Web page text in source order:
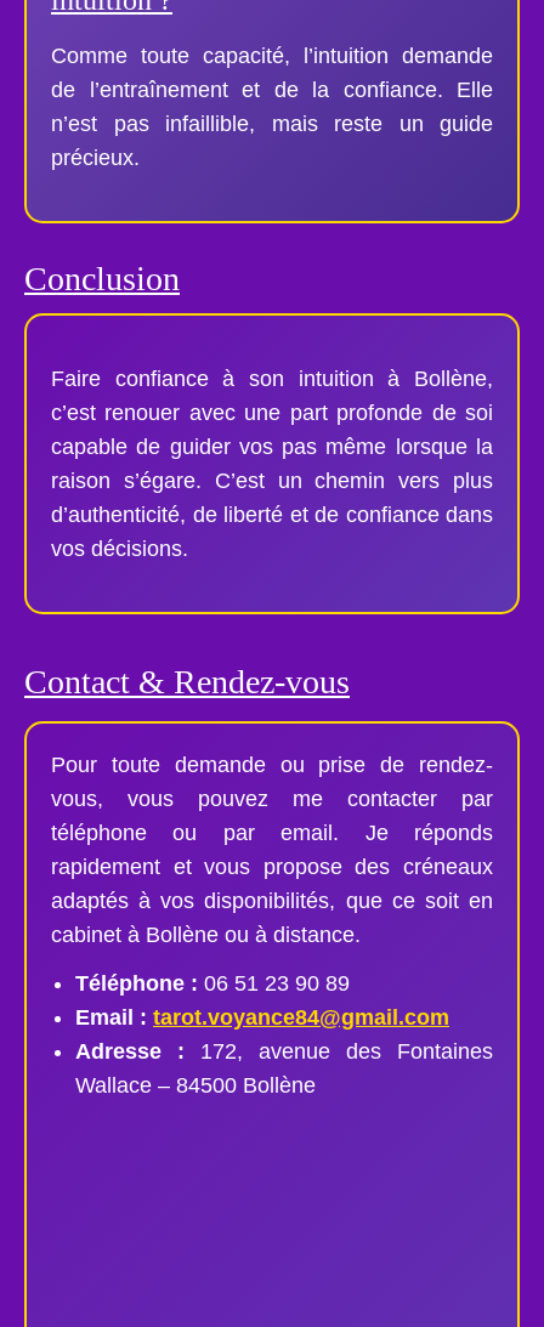
Comme toute capacité, l’intuition demande
de l’entraînement et de la confiance. Elle
n’est pas infaillible, mais reste un guide
précieux.
Conclusion
Faire confiance à son intuition à Bollène,
c’est renouer avec une part profonde de soi
capable de guider vos pas même lorsque la
raison s’égare. C’est un chemin vers plus
d’authenticité, de liberté et de confiance dans
vos décisions.
Contact & Rendez-vous
Pour toute demande ou prise de rendez-
vous, vous pouvez me contacter par
téléphone ou par email. Je réponds
rapidement et vous propose des créneaux
adaptés à vos disponibilités, que ce soit en
cabinet à Bollène ou à distance.
Téléphone : 06 51 23 90 89
Email : tarot.voyance84@gmail.com
Adresse : 172, avenue des Fontaines
Wallace – 84500 Bollène